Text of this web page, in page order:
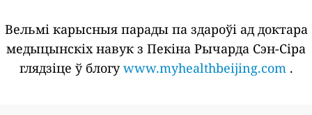
Вельмі карысныя парады па здароўі ад доктара
медыцынскіх навук з Пекіна Рычарда Сэн-Сіра
глядзіце ў блогуwww.myhealthbeijing.com.